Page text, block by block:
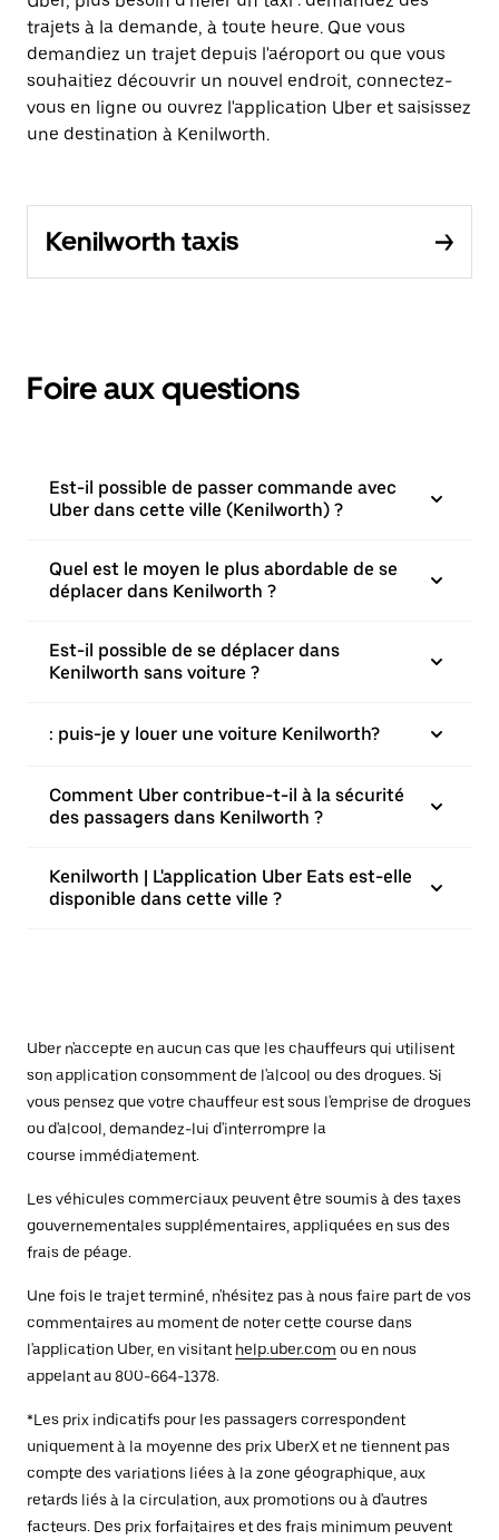
trajets à la demande, à toute heure. Que vous
demandiez un trajet depuis l'aéroport ou que vous
souhaitiez découvrir un nouvel endroit, connectez-
vous en ligne ou ouvrez l'application Uber et saisissez
une destination à Kenilworth.
Kenilworth taxis
Foire aux questions
Est-il possible de passer commande avec
Uber dans cette ville (Kenilworth) ?
Quel est le moyen le plus abordable de se
déplacer dans Kenilworth ?
Est-il possible de se déplacer dans
Kenilworth sans voiture ?
: puis-je y louer une voiture Kenilworth?
Comment Uber contribue-t-il à la sécurité
des passagers dans Kenilworth ?
Kenilworth | L'application Uber Eats est-elle
disponible dans cette ville ?
Uber n'accepte en aucun cas que les chauffeurs qui utilisent
son application consomment de l'alcool ou des drogues. Si
vous pensez que votre chauffeur est sous l'emprise de drogues
ou d'alcool, demandez-lui d'interrompre la
course immédiatement.
Les véhicules commerciaux peuvent être soumis à des taxes
gouvernementales supplémentaires, appliquées en sus des
frais de péage.
Une fois le trajet terminé, n'hésitez pas à nous faire part de vos
commentaires au moment de noter cette course dans
l'application Uber, en visitant help.uber.com ou en nous
appelant au 800-664-1378.
*Les prix indicatifs pour les passagers correspondent
uniquement à la moyenne des prix UberX et ne tiennent pas
compte des variations liées à la zone géographique, aux
retards liés à la circulation, aux promotions ou à d'autres
facteurs. Des prix forfaitaires et des frais minimum peuvent